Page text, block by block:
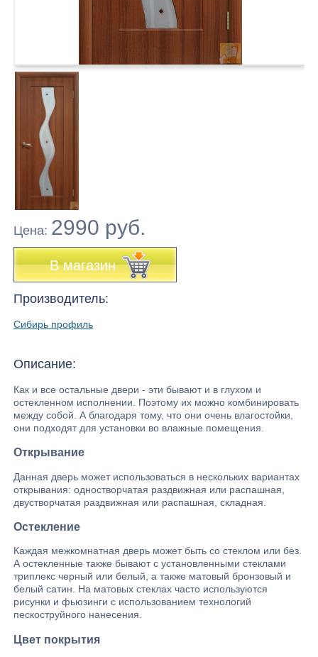
Цена: 2990 руб.
В магазин
Производитель:
Сибирь профиль
Описание:
Как и все остальные двери - эти бывают и в глухом и
остекленном исполнении. Поэтому их можно комбинировать
между собой. А благодаря тому, что они очень влагостойки,
они подходят для установки во влажные помещения.
Открывание
Данная дверь может использоваться в нескольких вариантах
открывания: одностворчатая раздвижная или распашная,
двустворчатая раздвижная или распашная, складная.
Остекление
Каждая межкомнатная дверь может быть со стеклом или без.
А остекленные также бывают с установленными стеклами
триплекс черный или белый, а также матовый бронзовый и
белый сатин. На матовых стеклах часто используются
рисунки и фьюзинги с использованием технологий
пескоструйного нанесения.
Цвет покрытия